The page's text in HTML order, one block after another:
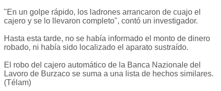
"En un golpe rápido, los ladrones arrancaron de cuajo el
cajero y se lo llevaron completo", contó un investigador.
Hasta esta tarde, no se había informado el monto de dinero
robado, ni había sido localizado el aparato sustraído.
El robo del cajero automático de la Banca Nazionale del
Lavoro de Burzaco se suma a una lista de hechos similares.
(Télam)